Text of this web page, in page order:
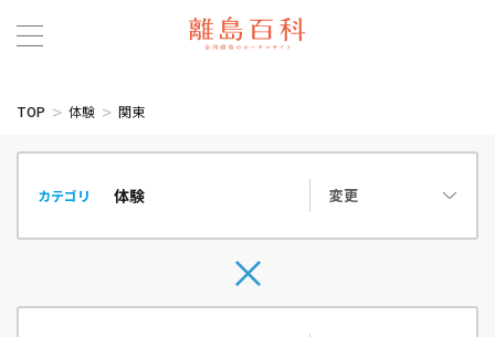
TOP 体験 関東
カテゴリ 変更